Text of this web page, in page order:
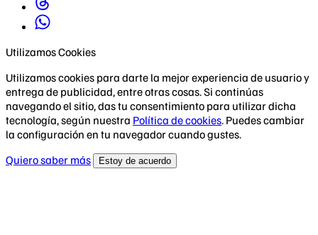
Utilizamos Cookies
Utilizamos cookies para darte la mejor experiencia de usuario y
entrega de publicidad, entre otras cosas. Si continúas
navegando el sitio, das tu consentimiento para utilizar dicha
tecnología, según nuestra Política de cookies. Puedes cambiar
la configuración en tu navegador cuando gustes.
Quiero saber más
Estoy de acuerdo